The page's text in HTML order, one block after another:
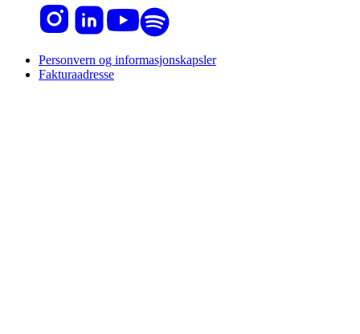
Personvern og informasjonskapsler
Fakturaadresse